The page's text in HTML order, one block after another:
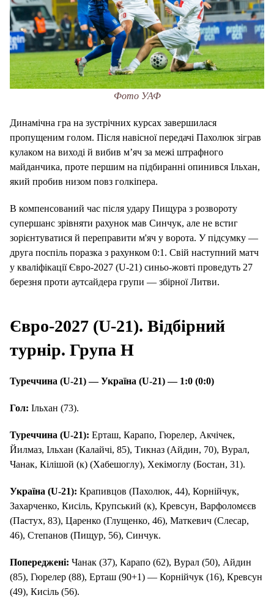
Фото УАФ
Динамічна гра на зустрічних курсах завершилася
пропущеним голом. Після навісної передачі Пахолюк зіграв
кулаком на виході й вибив м’яч за межі штрафного
майданчика, проте першим на підбиранні опинився Ільхан,
який пробив низом повз голкіпера.
В компенсований час після удару Пищура з розвороту
супершанс зрівняти рахунок мав Синчук, але не встиг
зорієнтуватися й переправити м'яч у ворота. У підсумку —
друга поспіль поразка з рахунком 0:1. Свій наступний матч
у кваліфікації Євро-2027 (U-21) синьо-жовті проведуть 27
березня проти аутсайдера групи — збірної Литви.
Євро-2027 (U-21). Відбірний
турнір. Група H
Туреччина (U-21) — Україна (U-21) — 1:0 (0:0)
Гол: Ільхан (73).
Туреччина (U-21): Ерташ, Карапо, Гюрелер, Акчічек,
Йилмаз, Ільхан (Калайчі, 85), Тикназ (Айдин, 70), Вурал,
Чанак, Кілішой (к) (Хабешоглу), Хекімоглу (Бостан, 31).
Україна (U-21): Крапивцов (Пахолюк, 44), Корнійчук,
Захарченко, Кисіль, Крупський (к), Кревсун, Варфоломєєв
(Пастух, 83), Царенко (Глущенко, 46), Маткевич (Слесар,
46), Степанов (Пищур, 56), Синчук.
Попереджені: Чанак (37), Карапо (62), Вурал (50), Айдин
(85), Гюрелер (88), Ерташ (90+1) — Корнійчук (16), Кревсун
(49), Кисіль (56).